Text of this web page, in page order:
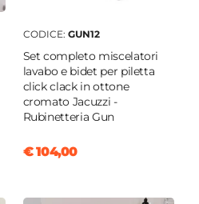
CODICE: GUN12
Set completo miscelatori
lavabo e bidet per piletta
click clack in ottone
cromato Jacuzzi -
Rubinetteria Gun
€ 104,00